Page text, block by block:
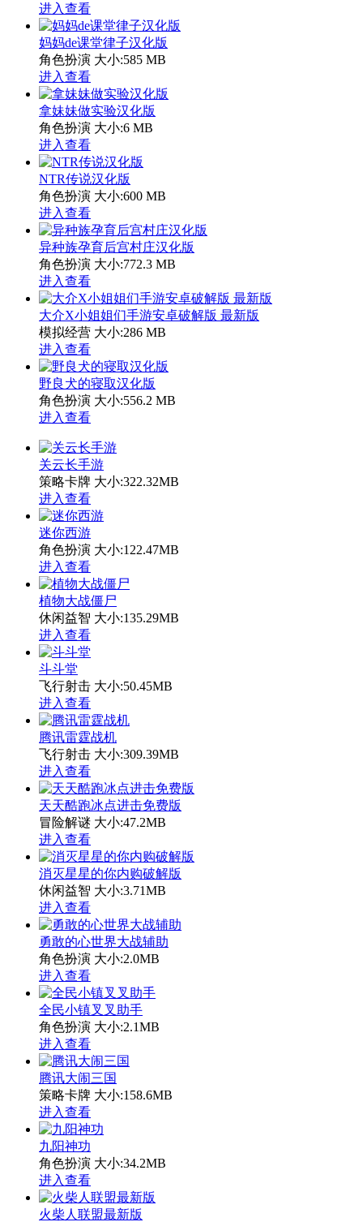
进入查看
妈妈de课堂律子汉化版
角色扮演 大小:585 MB
进入查看
拿妹妹做实验汉化版
角色扮演 大小:6 MB
进入查看
NTR传说汉化版
角色扮演 大小:600 MB
进入查看
异种族孕育后宫村庄汉化版
角色扮演 大小:772.3 MB
进入查看
大介X小姐姐们手游安卓破解版 最新版
模拟经营 大小:286 MB
进入查看
野良犬的寝取汉化版
角色扮演 大小:556.2 MB
进入查看
关云长手游
策略卡牌 大小:322.32MB
进入查看
迷你西游
角色扮演 大小:122.47MB
进入查看
植物大战僵尸
休闲益智 大小:135.29MB
进入查看
斗斗堂
飞行射击 大小:50.45MB
进入查看
腾讯雷霆战机
飞行射击 大小:309.39MB
进入查看
天天酷跑冰点进击免费版
冒险解谜 大小:47.2MB
进入查看
消灭星星的你内购破解版
休闲益智 大小:3.71MB
进入查看
勇敢的心世界大战辅助
角色扮演 大小:2.0MB
进入查看
全民小镇叉叉助手
角色扮演 大小:2.1MB
进入查看
腾讯大闹三国
策略卡牌 大小:158.6MB
进入查看
九阳神功
角色扮演 大小:34.2MB
进入查看
火柴人联盟最新版